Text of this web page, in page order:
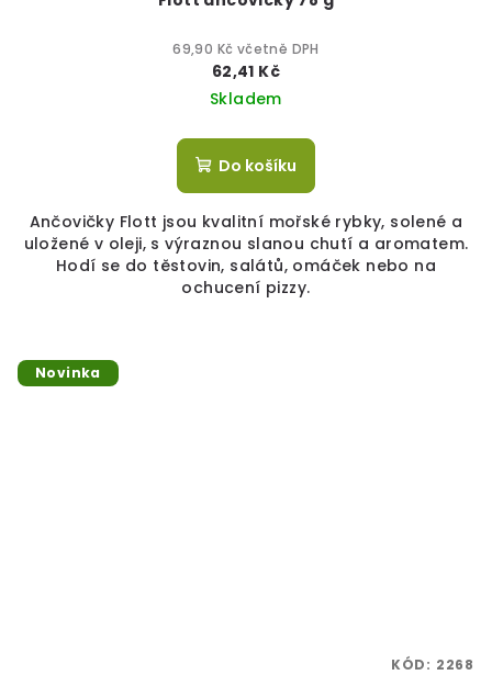
69,90 Kč včetně DPH
62,41 Kč
Skladem
Do košíku
Ančovičky Flott jsou kvalitní mořské rybky, solené a
uložené v oleji, s výraznou slanou chutí a aromatem.
Hodí se do těstovin, salátů, omáček nebo na
ochucení pizzy.
Novinka
KÓD: 2268